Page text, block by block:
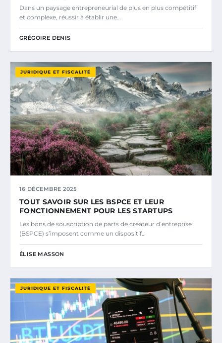
Dans un paysage entrepreneurial de plus en plus compétitif
et complexe, réussir à établir une…
GRÉGOIRE DENIS
JURIDIQUE ET FISCALITÉ
16 DÉCEMBRE 2025
TOUT SAVOIR SUR LES BSPCE ET LEUR
FONCTIONNEMENT POUR LES STARTUPS
Les bons de souscription de parts de créateur d’entreprise
(BSPCE) s’imposent comme un dispositif…
ÉLISE MASSON
JURIDIQUE ET FISCALITÉ